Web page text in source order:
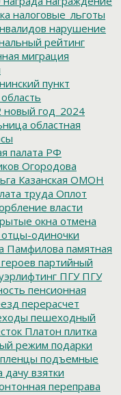
налоговые_льготы
нарушение
рейтинг
миграция
пункт
новый год_2024
областная
палата РФ
Огородова
Казанская ОМОН
труда Оплот
власти
окна отмена
отцы-одиночки
Памфилова памятная
партийный
ПГУПГУ
пенсионная
перерасчет
пешеходный
Платон плитка
режим подарки
подъемные
взятки
переправа